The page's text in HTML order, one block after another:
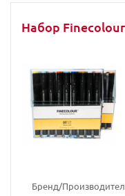
Набор
Бренд/